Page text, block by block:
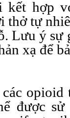
kết hợp
thở tự
Lưu ý sự
xạ để
opioid
được